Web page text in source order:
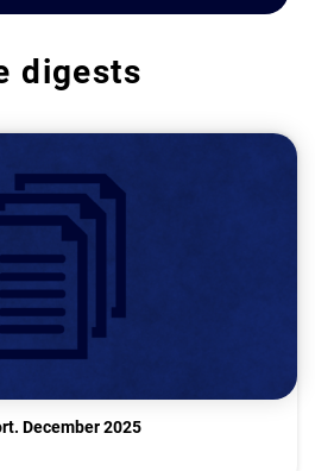
for:
digests
December 2025